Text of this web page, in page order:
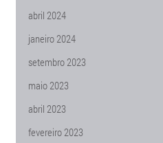
abril 2024
janeiro 2024
setembro 2023
maio 2023
abril 2023
fevereiro 2023